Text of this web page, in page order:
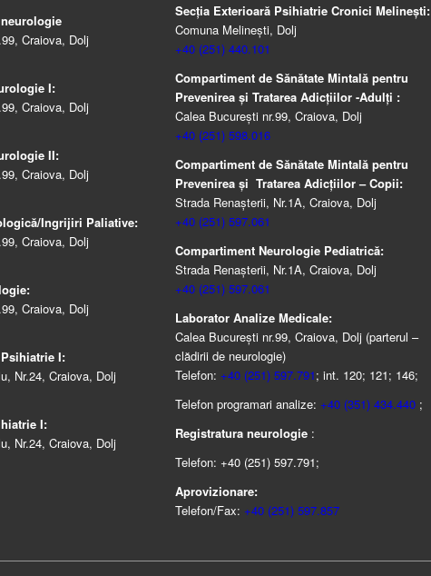
Craiova, Dolj
I:
Craiova, Dolj
II:
Craiova, Dolj
Ingrijiri Paliative:
Craiova, Dolj
Craiova, Dolj
I:
Nr.24, Craiova, Dolj
I:
Nr.24, Craiova, Dolj
Secția Exterioară Psihiatrie Cronici Melinești:
Comuna Melinești, Dolj
+40 (251) 440.101
Compartiment de Sănătate Mintală pentru
Prevenirea şi Tratarea Adicţiilor -Adulţi :
Calea București nr.99, Craiova, Dolj
+40 (251) 598.016
Compartiment de Sănătate Mintală pentru
Prevenirea şi Tratarea Adicţiilor – Copii:
Strada Renașterii, Nr.1A, Craiova, Dolj
+40 (251) 597.061
Compartiment Neurologie Pediatrică:
Strada Renaşterii, Nr.1A, Craiova, Dolj
+40 (251) 597.061
Laborator Analize Medicale:
Calea București nr.99, Craiova, Dolj (parterul –
clădirii de neurologie)
Telefon: +40 (251) 597.791; int. 120; 121; 146;
Telefon programari analize: +40 (351) 434.440;
Registratura neurologie:
Telefon: +40 (251) 597.791;
Aprovizionare:
Telefon/Fax: +40 (251) 597.857